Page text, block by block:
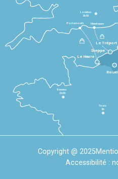
Le Havre
Dieppe
Le Tréport
Rennes
2h30
Tours
3h
Londres
3h30
Newhaven
Portsmouth
Copyright @ 2025
Accessibilité :